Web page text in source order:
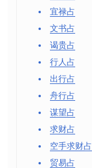
宜禄占
文书占
谒贵占
行人占
出行占
舟行占
谋望占
求财占
空手求财占
贸易占